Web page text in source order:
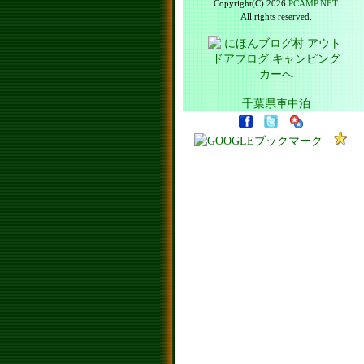
Copyright(C) 2026 PCAMP.NET.
All rights reserved.
千葉県車中泊